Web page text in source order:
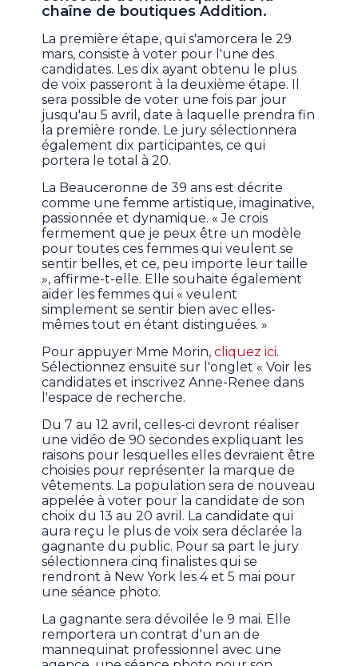
chaîne de boutiques Addition.
La première étape, qui s'amorcera le 29
mars, consiste à voter pour l'une des
candidates. Les dix ayant obtenu le plus
de voix passeront à la deuxième étape. Il
sera possible de voter une fois par jour
jusqu'au 5 avril, date à laquelle prendra fin
la première ronde. Le jury sélectionnera
également dix participantes, ce qui
portera le total à 20.
La Beauceronne de 39 ans est décrite
comme une femme artistique, imaginative,
passionnée et dynamique. « Je crois
fermement que je peux être un modèle
pour toutes ces femmes qui veulent se
sentir belles, et ce, peu importe leur taille
», affirme-t-elle. Elle souhaite également
aider les femmes qui « veulent
simplement se sentir bien avec elles-
mêmes tout en étant distinguées. »
Pour appuyer Mme Morin,cliquez ici.
Sélectionnez ensuite sur l'onglet « Voir les
candidates et inscrivez Anne-Renee dans
l'espace de recherche.
Du 7 au 12 avril, celles-ci devront réaliser
une vidéo de 90 secondes expliquant les
raisons pour lesquelles elles devraient être
choisies pour représenter la marque de
vêtements. La population sera de nouveau
appelée à voter pour la candidate de son
choix du 13 au 20 avril. La candidate qui
aura reçu le plus de voix sera déclarée la
gagnante du public. Pour sa part le jury
sélectionnera cinq finalistes qui se
rendront à New York les 4 et 5 mai pour
une séance photo.
La gagnante sera dévoilée le 9 mai. Elle
remportera un contrat d'un an de
mannequinat professionnel avec une